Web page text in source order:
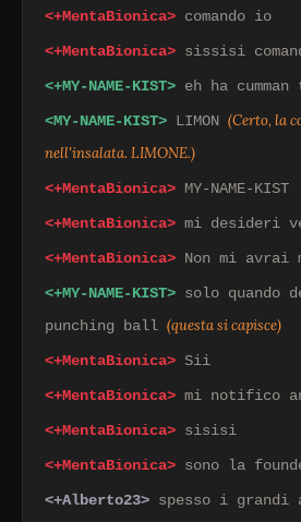
<+MentaBionica> comando io
<+MentaBionica> sissisi
<+MY-NAME-KIST> eh ha
<MY-NAME-KIST> LIMON (Certo, la
nell'insalata. LIMONE.)
<+MentaBionica> MY-NAME-KIST
<+MentaBionica> mi desideri
<+MentaBionica> Non mi avrai
<+MY-NAME-KIST> solo quando
punching ball (questa si capisce)
<+MentaBionica> Sii
<+MentaBionica> mi notifico
<+MentaBionica> sisisi
<+MentaBionica> sono la
<+Alberto23> spesso i grandi